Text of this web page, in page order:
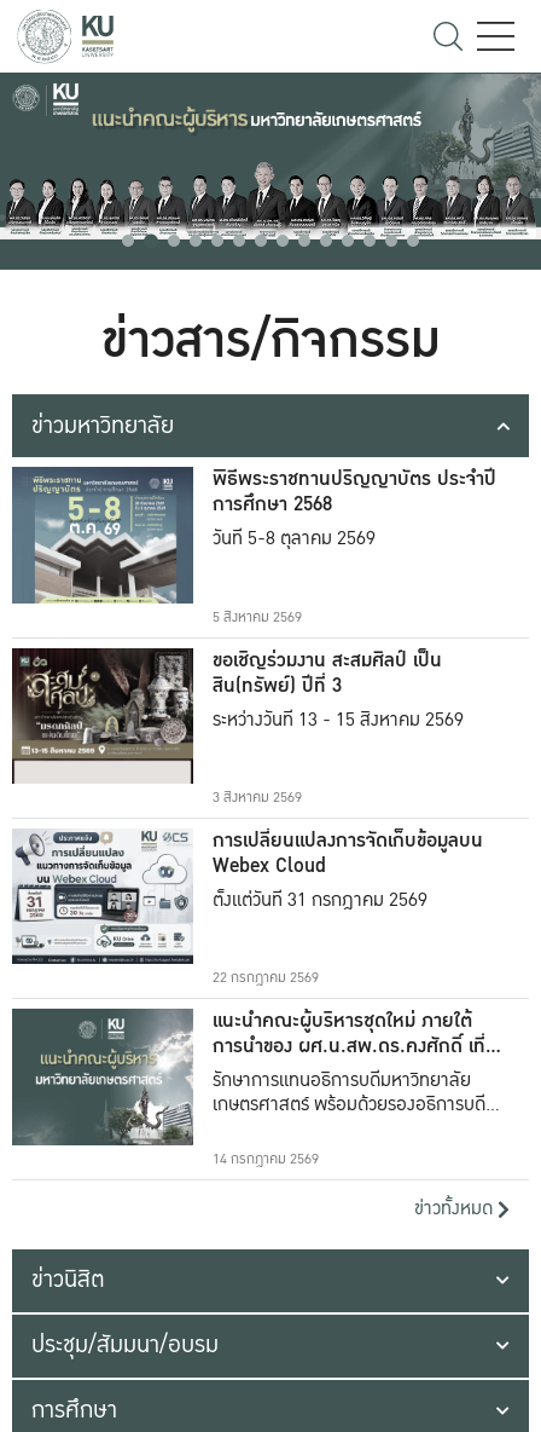
ข่าวสาร/กิจกรรม
ข่าวมหาวิทยาลัย
พิธีพระราชทานปริญญาบัตร ประจำปี
การศึกษา 2568
วันที่ 5-8 ตุลาคม 2569
5 สิงหาคม 2569
ขอเชิญร่วมงาน สะสมศิลป์ เป็น
สิน(ทรัพย์) ปีที่ 3
ระหว่างวันที่ 13 - 15 สิงหาคม 2569
3 สิงหาคม 2569
การเปลี่ยนแปลงการจัดเก็บข้อมูลบน
Webex Cloud
ตั้งแต่วันที่ 31 กรกฎาคม 2569
22 กรกฎาคม 2569
แนะนำคณะผู้บริหารชุดใหม่ ภายใต้
การนำของ ผศ.น.สพ.ดร.คงศักดิ์ เที่ยง
ธรรม
รักษาการแทนอธิการบดีมหาวิทยาลัย
เกษตรศาสตร์ พร้อมด้วยรองอธิการบดีทั้ง
14 กรกฎาคม 2569
ข่าวทั้งหมด
ข่าวนิสิต
ประชุม/สัมมนา/อบรม
การศึกษา